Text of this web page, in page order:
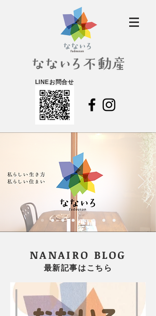
LINEお問合せ
NANAIRO BLOG
​最新記事はこちら